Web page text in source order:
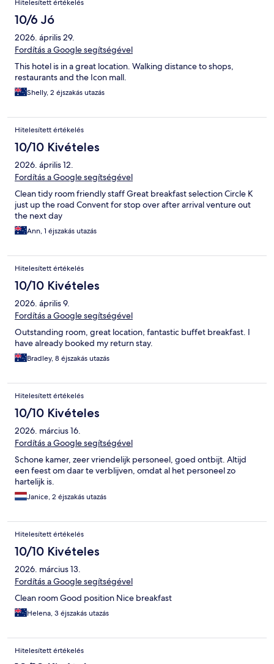
Hitelesített értékelés
10/6 Jó
2026. április 29.
Fordítás a Google segítségével
This hotel is in a great location. Walking distance to shops,
restaurants and the Icon mall.
Shelly, 2 éjszakás utazás
Hitelesített értékelés
10/10 Kivételes
2026. április 12.
Fordítás a Google segítségével
Clean tidy room friendly staff Great breakfast selection Circle K
just up the road Convent for stop over after arrival venture out
the next day
Ann, 1 éjszakás utazás
Hitelesített értékelés
10/10 Kivételes
2026. április 9.
Fordítás a Google segítségével
Outstanding room, great location, fantastic buffet breakfast. I
have already booked my return stay.
Bradley, 8 éjszakás utazás
Hitelesített értékelés
10/10 Kivételes
2026. március 16.
Fordítás a Google segítségével
Schone kamer, zeer vriendelijk personeel, goed ontbijt. Altijd
een feest om daar te verblijven, omdat al het personeel zo
hartelijk is.
Janice, 2 éjszakás utazás
Hitelesített értékelés
10/10 Kivételes
2026. március 13.
Fordítás a Google segítségével
Clean room Good position Nice breakfast
Helena, 3 éjszakás utazás
Hitelesített értékelés